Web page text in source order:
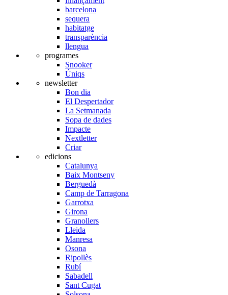
barcelona
sequera
habitatge
transparència
llengua
programes
Snooker
Úniqs
newsletter
Bon dia
El Despertador
La Setmanada
Sopa de dades
Impacte
Nextletter
Criar
edicions
Catalunya
Baix Montseny
Berguedà
Camp de Tarragona
Garrotxa
Girona
Granollers
Lleida
Manresa
Osona
Ripollès
Rubí
Sabadell
Sant Cugat